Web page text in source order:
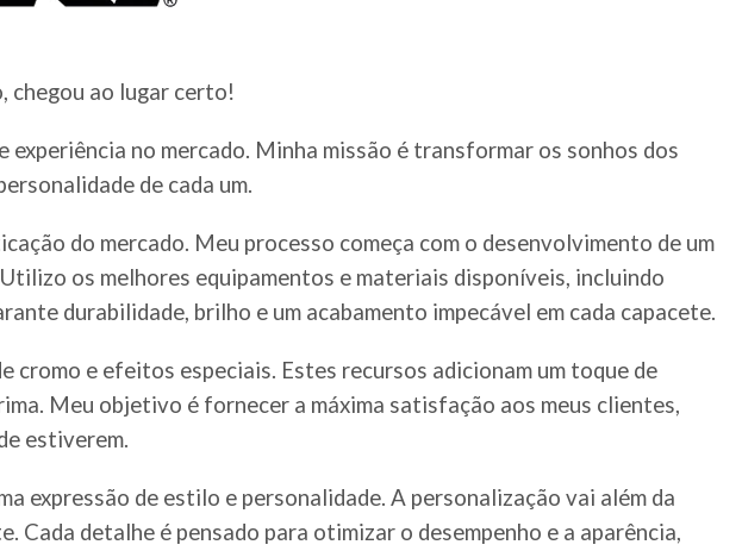
chegou ao lugar certo!
experiência no mercado. Minha missão é transformar os sonhos dos
de cada um.
do mercado. Meu processo começa com o desenvolvimento de um
os melhores equipamentos e materiais disponíveis, incluindo
durabilidade, brilho e um acabamento impecável em cada capacete.
cromo e efeitos especiais. Estes recursos adicionam um toque de
Meu objetivo é fornecer a máxima satisfação aos meus clientes,
estiverem.
expressão de estilo e personalidade. A personalização vai além da
detalhe é pensado para otimizar o desempenho e a aparência,